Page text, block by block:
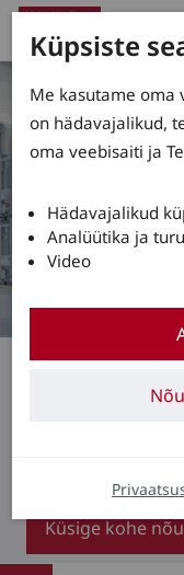
Küsige kohe
Küpsiste
Me kasutame oma
on hädavajalikud,
oma veebisaiti ja
Hädavajalikud
Analüütika ja
Video